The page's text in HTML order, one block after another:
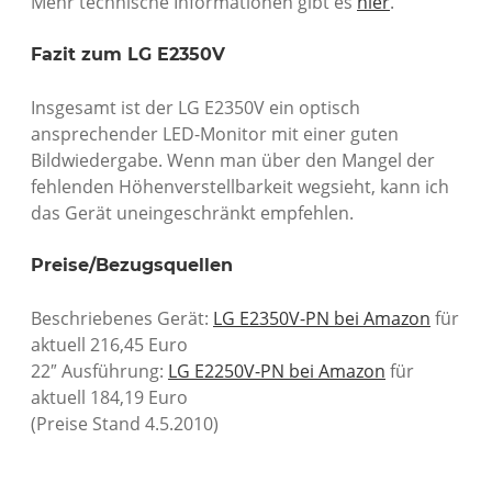
Fazit zum LG E2350V
Insgesamt ist der LG E2350V ein optisch
ansprechender LED-Monitor mit einer guten
Bildwiedergabe. Wenn man über den Mangel der
fehlenden Höhenverstellbarkeit wegsieht, kann ich
das Gerät uneingeschränkt empfehlen.
Preise/Bezugsquellen
Beschriebenes Gerät: LG E2350V-PN bei Amazon für
aktuell 216,45 Euro
22″ Ausführung: LG E2250V-PN bei Amazon für
aktuell 184,19 Euro
(Preise Stand 4.5.2010)